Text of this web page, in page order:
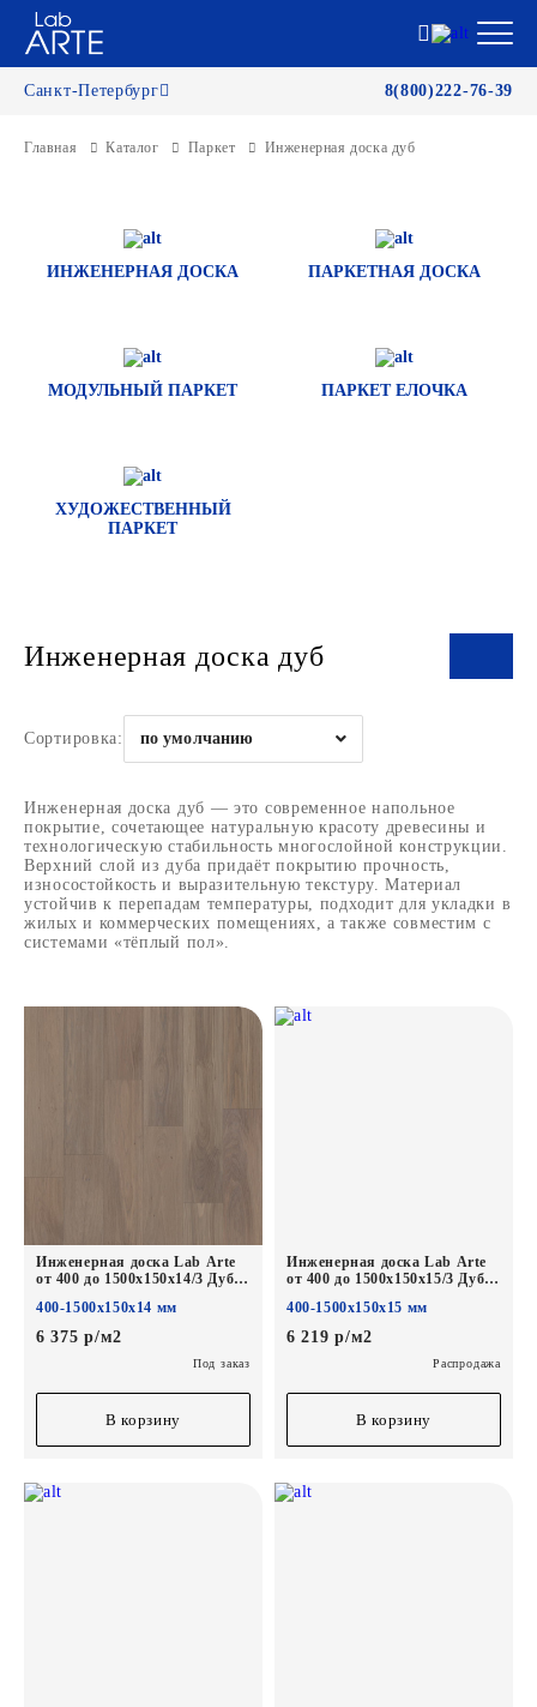
Санкт-Петербург 8(800)222-76-39
Главная Каталог Паркет Инженерная доска дуб
ИНЖЕНЕРНАЯ ДОСКА ПАРКЕТНАЯ ДОСКА
МОДУЛЬНЫЙ ПАРКЕТ ПАРКЕТ ЕЛОЧКА
ХУДОЖЕСТВЕННЫЙ
ПАРКЕТ
Инженерная доска дуб
Сортировка: по умолчанию
Инженерная доска дуб — это современное напольное
покрытие, сочетающее натуральную красоту древесины и
технологическую стабильность многослойной конструкции.
Верхний слой из дуба придаёт покрытию прочность,
износостойкость и выразительную текстуру. Материал
устойчив к перепадам температуры, подходит для укладки в
жилых и коммерческих помещениях, а также совместим с
системами «тёплый пол».
Инженерная доска Lab Arte
от 400 до 1500х150х14/3 Дуб
400-1500х150х14 мм
6 375 р/м2
Под заказ
В корзину
Инженерная доска Lab Arte
от 400 до 1500х150х15/3 Дуб
400-1500х150х15 мм
6 219 р/м2
Распродажа
В корзину